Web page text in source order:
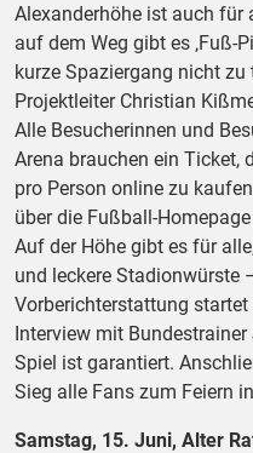
Alexanderhöhe ist auch für
auf dem Weg gibt es ‚Fuß-
kurze Spaziergang nicht
Projektleiter Christian
Alle Besucherinnen und
Arena brauchen ein Ticket,
pro Person online zu
über die Fußball-
Auf der Höhe gibt es für
und leckere Stadionwürste
Vorberichterstattung
Interview mit
Spiel ist garantiert.
Sieg alle Fans zum Feiern
Samstag, 15. Juni, Alter